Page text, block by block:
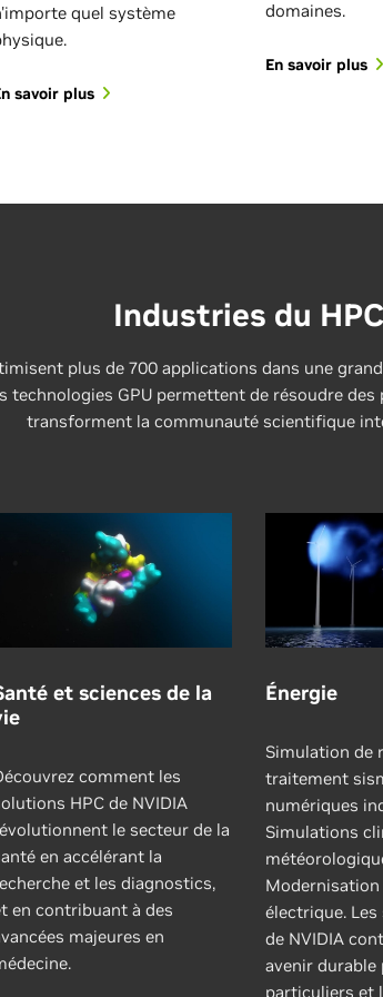
Single-Thread
Performance in Agentic AI
Agentic AI shifts more of the
invoke tools, retrieve context…
quel système
savoir plus
domaines.
En savoir plus
Industries du HPC
plus de 700 applications dans une
technologies GPU permettent de résoudre
transforment la communauté scientifique
et sciences de la
comment les
HPC de NVIDIA
le secteur de la
en accélérant la
et les diagnostics,
en contribuant à des
majeures en
Énergie
Simulation de
traitement
numériques
Simulations
Modernisation
électrique.
de NVIDIA
avenir durable
particuliers et